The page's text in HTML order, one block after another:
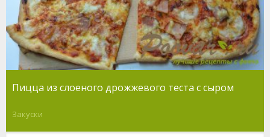
Пицца из слоеного дрожжевого теста с сыром
Закуски